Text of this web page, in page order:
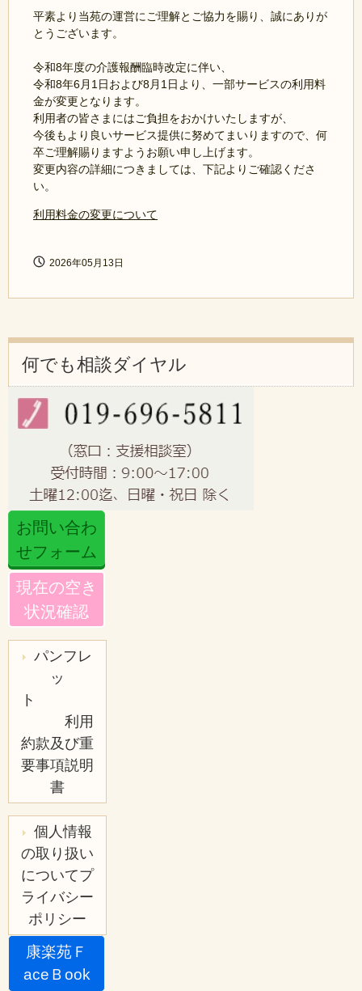
平素より当苑の運営にご理解とご協力を賜り、誠にありが
とうございます。
令和8年度の介護報酬臨時改定に伴い、
令和8年6月1日および8月1日より、一部サービスの利用料
金が変更となります。
利用者の皆さまにはご負担をおかけいたしますが、
今後もより良いサービス提供に努めてまいりますので、何
卒ご理解賜りますようお願い申し上げます。
変更内容の詳細につきましては、下記よりご確認くださ
い。
利用料金の変更について
2026年05月13日
何でも相談ダイヤル
お問い合わ
せフォーム
現在の空き
状況確認
パンフレ
ッ
ト
利用
約款及び重
要事項説明
書
個人情報
の取り扱い
についてプ
ライバシー
ポリシー
康楽苑Ｆ
aceＢook